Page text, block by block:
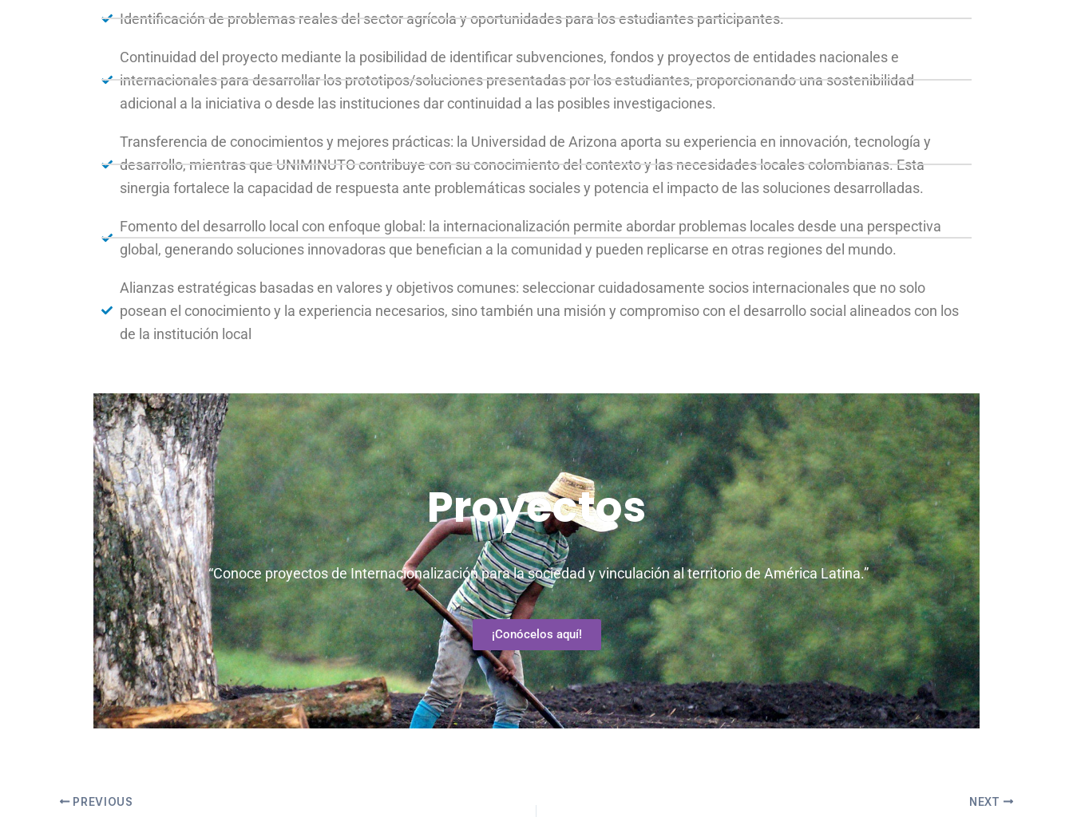
Identificación de problemas reales del sector agrícola y oportunidades para los estudiantes participantes.
Continuidad del proyecto mediante la posibilidad de identificar subvenciones, fondos y proyectos de entidades nacionales e
internacionales para desarrollar los prototipos/soluciones presentadas por los estudiantes, proporcionando una sostenibilidad
adicional a la iniciativa o desde las instituciones dar continuidad a las posibles investigaciones.
Transferencia de conocimientos y mejores prácticas: la Universidad de Arizona aporta su experiencia en innovación, tecnología y
desarrollo, mientras que UNIMINUTO contribuye con su conocimiento del contexto y las necesidades locales colombianas. Esta
sinergia fortalece la capacidad de respuesta ante problemáticas sociales y potencia el impacto de las soluciones desarrolladas.
Fomento del desarrollo local con enfoque global: la internacionalización permite abordar problemas locales desde una perspectiva
global, generando soluciones innovadoras que benefician a la comunidad y pueden replicarse en otras regiones del mundo.
Alianzas estratégicas basadas en valores y objetivos comunes: seleccionar cuidadosamente socios internacionales que no solo
posean el conocimiento y la experiencia necesarios, sino también una misión y compromiso con el desarrollo social alineados con los
de la institución local
Proyectos
“Conoce proyectos de Internacionalización para la sociedad y vinculación al territorio de América Latina.”
¡Conócelos aquí!
PREVIOUS NEXT